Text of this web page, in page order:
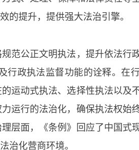
提升，提供强大法治引擎。
范公正文明执法，提升依法行
行政执法监督功能的诠释。在
运动式执法、选择性执法以及
运行的法治化，确保执法权始
层面，《条例》回应了中国式
治化营商环境。